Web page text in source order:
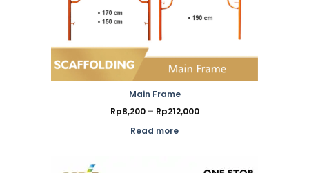
Main Frame
Rp8,200 – Rp212,000Price
Read more